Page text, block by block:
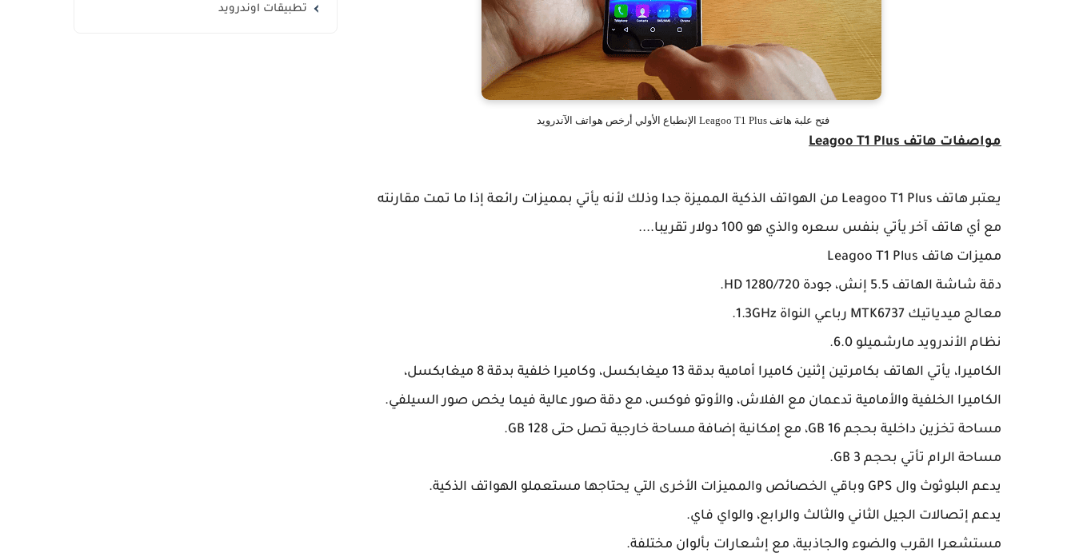
فتح علبة هاتف Leagoo T1 Plus الإنطباع الأولي أرخص هواتف الآندرويد
مواصفات هاتف Leagoo T1 Plus
يعتبر هاتف Leagoo T1 Plus من الهواتف الذكية المميزة جدا وذلك لأنه يأتي بمميزات رائعة إذا ما تمت مقارنته
مع أي هاتف آخر يأتي بنفس سعره والذي هو 100 دولار تقريبا....
مميزات هاتف Leagoo T1 Plus
دقة شاشة الهاتف 5.5 إنش، جودة HD 1280/720.
معالج ميدياتيك MTK6737 رباعي النواة 1.3GHz.
نظام الأندرويد مارشميلو 6.0.
الكاميرا، يأتي الهاتف بكامرتين إثنين كاميرا أمامية بدقة 13 ميغابكسل، وكاميرا خلفية بدقة 8 ميغابكسل،
الكاميرا الخلفية والأمامية تدعمان مع الفلاش، والأوتو فوكس، مع دقة صور عالية فيما يخص صور السيلفي.
مساحة تخزين داخلية بحجم 16 GB، مع إمكانية إضافة مساحة خارجية تصل حتى 128 GB.
مساحة الرام تأتي بحجم 3 GB.
يدعم البلوثوث وال GPS وباقي الخصائص والمميزات الأخرى التي يحتاجها مستعملو الهواتف الذكية.
يدعم إتصالات الجيل الثاني والثالث والرابع، والواي فاي.
مستشعرا القرب والضوء والجاذبية، مع إشعارات بألوان مختلفة.
تطبيقات اوندرويد